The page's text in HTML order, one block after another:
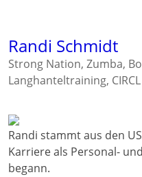
Randi Schmidt
Strong Nation, Zumba,
Langhanteltraining,
Randi stammt aus den
Karriere als Personal-
begann.